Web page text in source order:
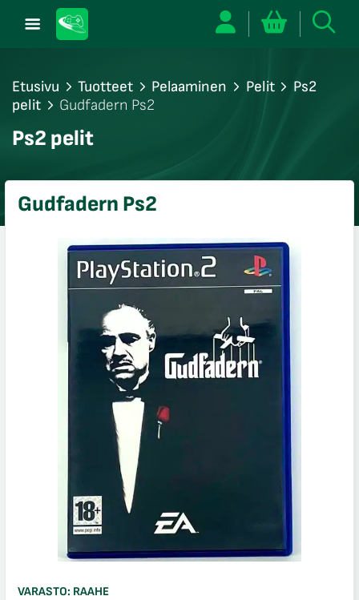
Etusivu Tuotteet Pelaaminen Pelit
Ps2
pelit
Gudfadern Ps2
Ps2 pelit
Gudfadern Ps2
VARASTO: RAAHE
sulje
sulje